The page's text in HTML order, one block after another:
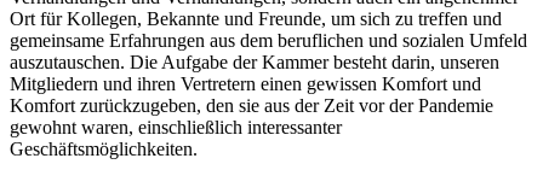
Ort für Kollegen, Bekannte und Freunde, um sich zu treffen und
gemeinsame Erfahrungen aus dem beruflichen und sozialen Umfeld
auszutauschen. Die Aufgabe der Kammer besteht darin, unseren
Mitgliedern und ihren Vertretern einen gewissen Komfort und
Komfort zurückzugeben, den sie aus der Zeit vor der Pandemie
gewohnt waren, einschließlich interessanter
Geschäftsmöglichkeiten.